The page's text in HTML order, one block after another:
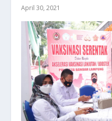
April 30, 2021